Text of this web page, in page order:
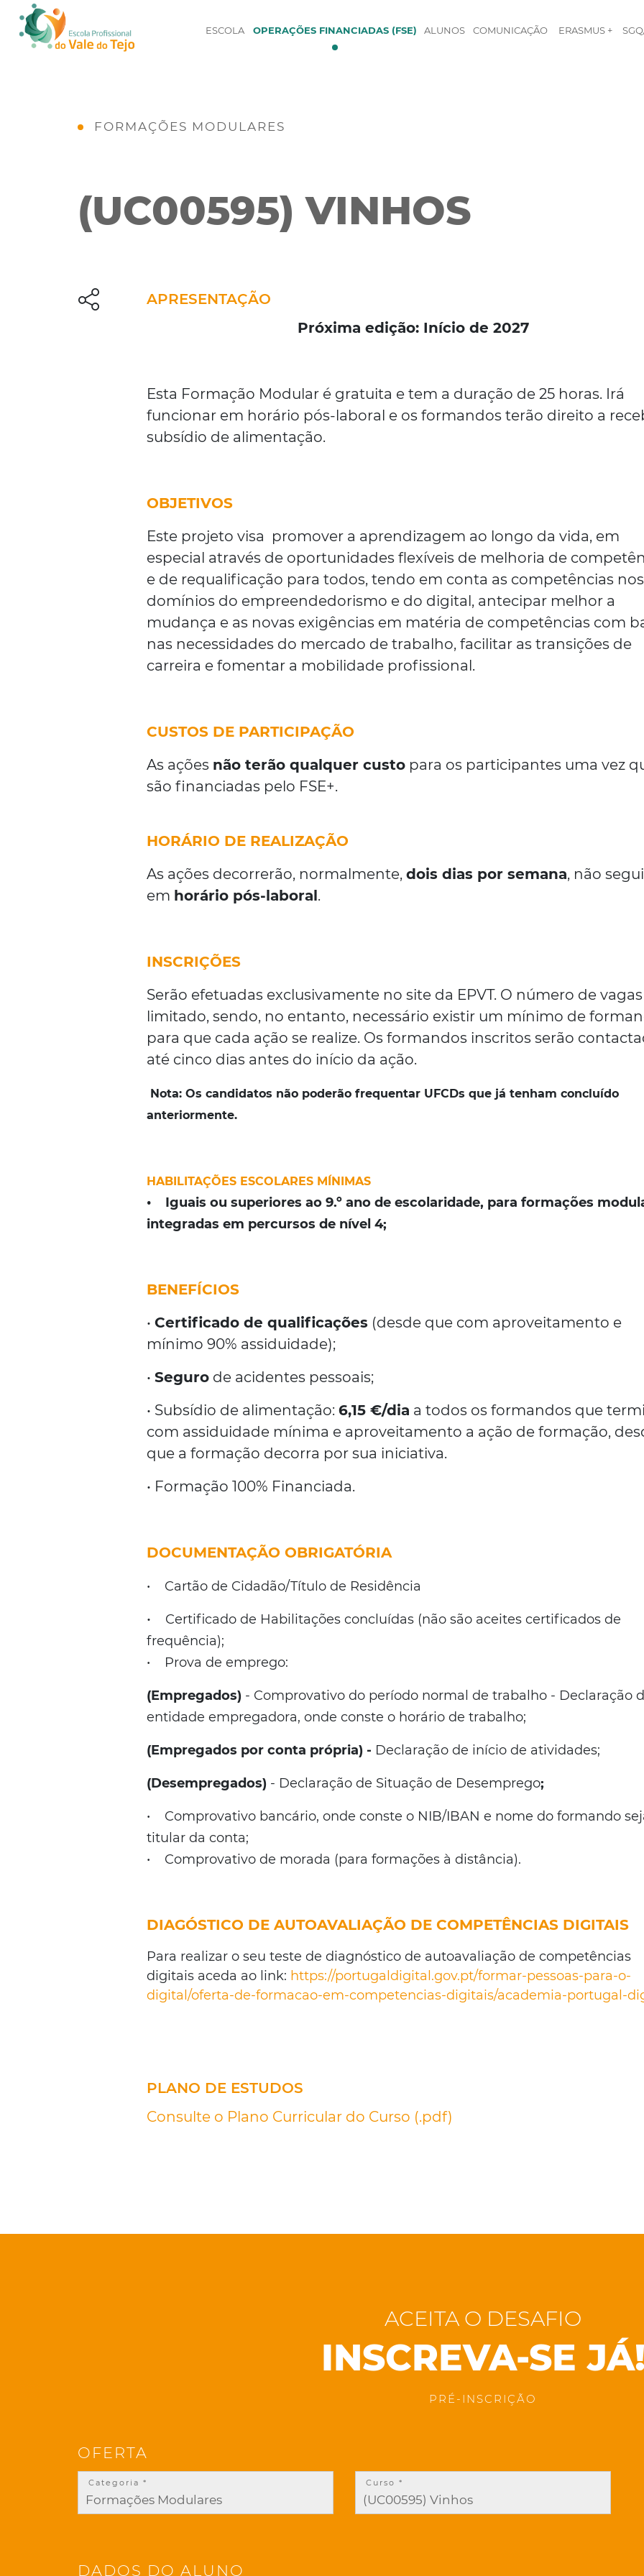
ESCOLA OPERAÇÕES FINANCIADAS (FSE) ALUNOS COMUNICAÇÃO ERASMUS +
FORMAÇÕES MODULARES
(UC00595) VINHOS
APRESENTAÇÃO
Próxima edição: Início de 2027
Esta Formação Modular é gratuita e tem a duração de 25 horas. Irá
funcionar em horário pós-laboral e os formandos terão direito a
subsídio de alimentação.
OBJETIVOS
Este projeto visa promover a aprendizagem ao longo da vida, em
especial através de oportunidades flexíveis de melhoria de
e de requalificação para todos, tendo em conta as competências nos
domínios do empreendedorismo e do digital, antecipar melhor a
mudança e as novas exigências em matéria de competências com
nas necessidades do mercado de trabalho, facilitar as transições de
carreira e fomentar a mobilidade profissional.
CUSTOS DE PARTICIPAÇÃO
As ações não terão qualquer custo para os participantes uma vez
são financiadas pelo FSE+.
HORÁRIO DE REALIZAÇÃO
As ações decorrerão, normalmente,dois dias por semana, não
em horário pós-laboral.
INSCRIÇÕES
Serão efetuadas exclusivamente no site da EPVT. O número de
limitado, sendo, no entanto, necessário existir um mínimo de
para que cada ação se realize. Os formandos inscritos serão
até cinco dias antes do início da ação.
Nota:Os candidatos não poderão frequentar UFCDs que já tenham concluído
anteriormente.
HABILITAÇÕES ESCOLARES MÍNIMAS
• Iguais ou superiores ao 9.º ano de escolaridade, para formações
integradas em percursos de nível 4;
BENEFÍCIOS
•Certificado de qualificações (desde que com aproveitamento e
mínimo 90% assiduidade);
•Seguro de acidentes pessoais;
• Subsídio de alimentação:6,15 €/dia a todos os formandos que
com assiduidade mínima e aproveitamento a ação de formação,
que a formação decorra por sua iniciativa.
• Formação 100% Financiada.
DOCUMENTAÇÃO OBRIGATÓRIA
• Cartão de Cidadão/Título de Residência
• Certificado de Habilitações concluídas (não são aceites certificados de
frequência);
• Prova de emprego:
(Empregados) - Comprovativo do período normal de trabalho - Declaração
entidade empregadora, onde conste o horário de trabalho;
(Empregados por conta própria) - Declaração de início de atividades;
(Desempregados) - Declaração de Situação de Desemprego;
• Comprovativo bancário, onde conste o NIB/IBAN e nome do formando
titular da conta;
• Comprovativo de morada (para formações à distância).
DIAGÓSTICO DE AUTOAVALIAÇÃO DE COMPETÊNCIAS DIGITAIS
Para realizar o seu teste de diagnóstico de autoavaliação de competências
digitais aceda ao link: https://portugaldigital.gov.pt/formar-pessoas-para-o-
digital/oferta-de-formacao-em-competencias-digitais/academia-portugal-
PLANO DE ESTUDOS
Consulte o Plano Curricular do Curso (.pdf)
ACEITA O DESAFIO
INSCREVA-SE
PRÉ-INSCRIÇÃO
OFERTA
Categoria * Curso *
DADOS DO ALUNO